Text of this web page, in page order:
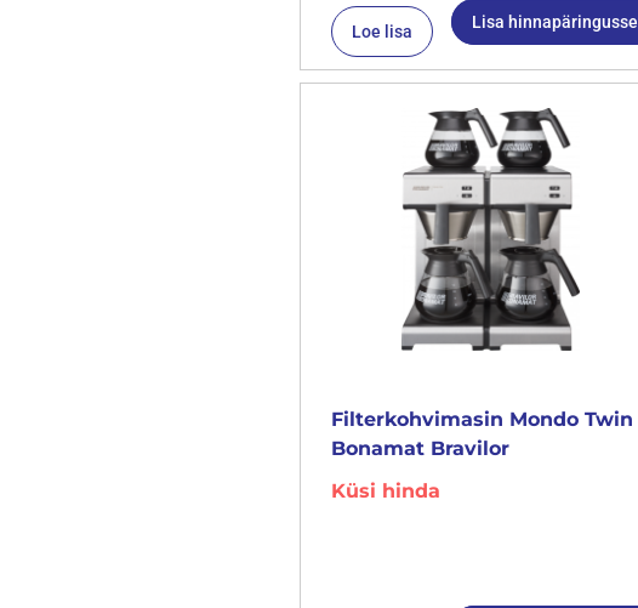
Loe lisa Lisa hinnapäringusse
Filterkohvimasin Mondo Twin
Bonamat Bravilor
Küsi hinda